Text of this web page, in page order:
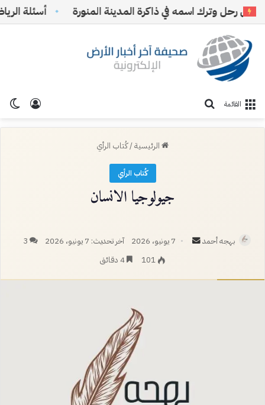
وترك اسمه في ذاكرة المدينة المنورة أسئلة الرياض
تسجيل القائمة
الرئيسية/كُتاب الرأي
كُتاب الرأي
جيولوجيا الانسان
بهجه أحمد
أرسل 7 يونيو، 2026 آخر تحديث: 7 يونيو، 2026
3
101